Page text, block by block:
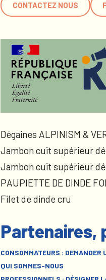
CONTACTEZ NOUS
Dégaines ALPINISM &
Jambon cuit supérieur
Jambon cuit supérieur
PAUPIETTE DE DINDE
Filet de dinde cru
Partenaires,
CONSOMMATEURS : DEMANDER
QUI SOMMES-NOUS